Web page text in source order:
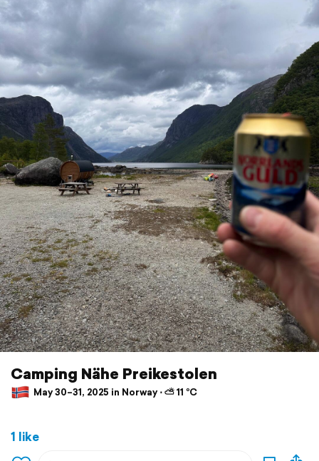
Camping Nähe Preikestolen
May 30–31, 2025 in Norway ⋅ ⛅ 11 °C
1 like